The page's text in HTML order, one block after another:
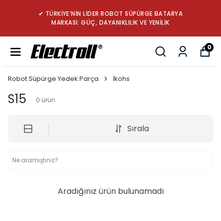
✔ TÜRKİYE’NİN LİDER ROBOT SÜPÜRGE BATARYA
MARKASI: GÜÇ, DAYANIKLILIK VE YENİLİK
0
Robot Süpürge Yedek Parça İkohs
S15 0 ürün
Sırala
Aradığınız ürün bulunamadı